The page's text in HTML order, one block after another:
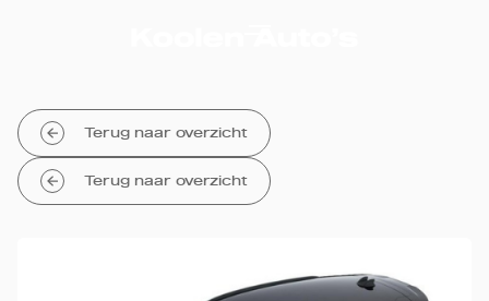
Terug naar overzicht
Terug naar overzicht